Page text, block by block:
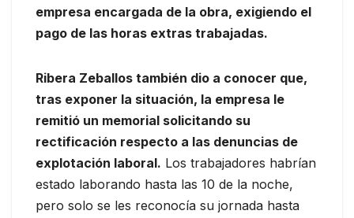
empresa encargada de la obra, exigiendo el
pago de las horas extras trabajadas.
Ribera Zeballos también dio a conocer que,
tras exponer la situación, la empresa le
remitió un memorial solicitando su
rectificación respecto a las denuncias de
explotación laboral. Los trabajadores habrían
estado laborando hasta las 10 de la noche,
pero solo se les reconocía su jornada hasta